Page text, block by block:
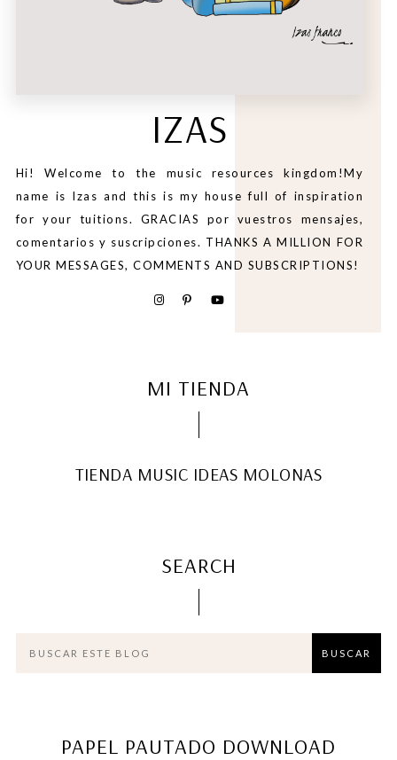
IZAS
Hi! Welcome to the music resources kingdom!My
name is Izas and this is my house full of inspiration
for your tuitions. GRACIAS por vuestros mensajes,
comentarios y suscripciones. THANKS A MILLION FOR
YOUR MESSAGES, COMMENTS AND SUBSCRIPTIONS!
MI TIENDA
TIENDA MUSIC IDEAS MOLONAS
SEARCH
PAPEL PAUTADO DOWNLOAD